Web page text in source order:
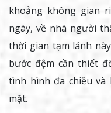
khoảng không gian
ngày, về nhà người
thời gian tạm lánh
bước đệm cần thiết
tình hình đa chiều
mặt.